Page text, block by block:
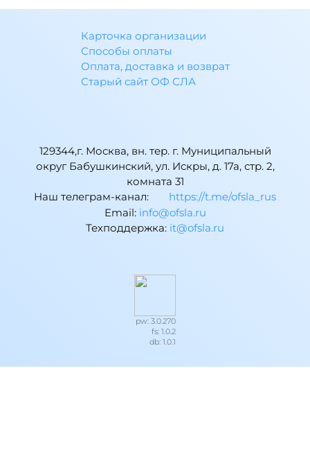
Карточка организации
Способы оплаты
Оплата, доставка и возврат
Старый сайт ОФ СЛА
129344,г. Москва, вн. тер. г. Муниципальный
округ Бабушкинский, ул. Искры, д. 17а, стр. 2,
комната 31
Наш телеграм-канал:
https://t.me/ofsla_rus
Email: ur.alsfo@ofni
Техподдержка: ur.alsfo@ti
pw: 3.0.270
fs: 1.0.2
db: 1.0.1